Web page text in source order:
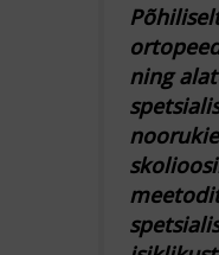
ning